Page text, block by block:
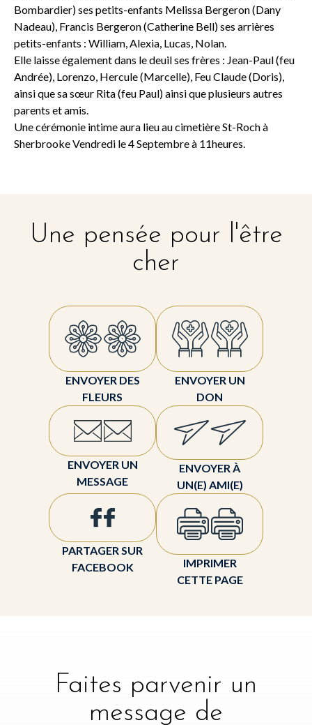
Bombardier) ses petits-enfants Melissa Bergeron (Dany
Nadeau), Francis Bergeron (Catherine Bell) ses arrières
petits-enfants : William, Alexia, Lucas, Nolan.
Elle laisse également dans le deuil ses frères : Jean-Paul (feu
Andrée), Lorenzo, Hercule (Marcelle), Feu Claude (Doris),
ainsi que sa sœur Rita (feu Paul) ainsi que plusieurs autres
parents et amis.
Une cérémonie intime aura lieu au cimetière St-Roch à
Sherbrooke Vendredi le 4 Septembre à 11heures.
Une pensée pour l'être
cher
ENVOYER DES
FLEURS
ENVOYER UN
DON
ENVOYER UN
MESSAGE
ENVOYER À
UN(E) AMI(E)
PARTAGER SUR
FACEBOOK
IMPRIMER
CETTE PAGE
Faites parvenir un
message de